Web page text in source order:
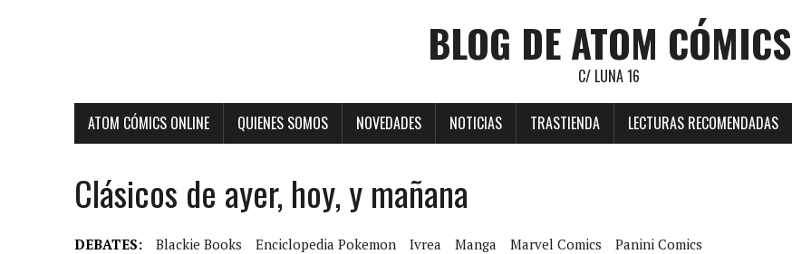
BLOG DE ATOM CÓMICS
C/ LUNA 16
ATOM CÓMICS ONLINE QUIENES SOMOS NOVEDADES NOTICIAS TRASTIENDA LECTURAS RECOMENDADAS
Clásicos de ayer, hoy, y mañana
DEBATES: Blackie Books Enciclopedia Pokemon Ivrea Manga Marvel Comics
Panini Comics